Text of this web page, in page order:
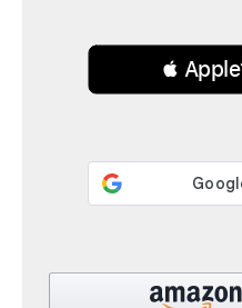
ご利用ガイド
 Apple